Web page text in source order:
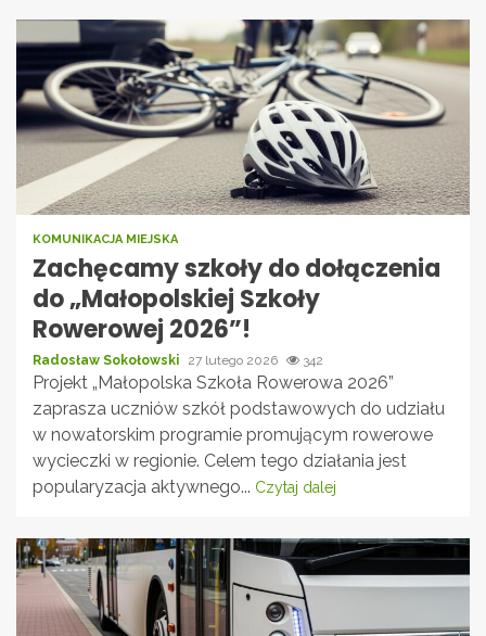
KOMUNIKACJA MIEJSKA
Zachęcamy szkoły do dołączenia
do „Małopolskiej Szkoły
Rowerowej 2026”!
Radosław Sokołowski 27 lutego 2026 342
Projekt „Małopolska Szkoła Rowerowa 2026”
zaprasza uczniów szkół podstawowych do udziału
w nowatorskim programie promującym rowerowe
wycieczki w regionie. Celem tego działania jest
popularyzacja aktywnego... Czytaj dalej